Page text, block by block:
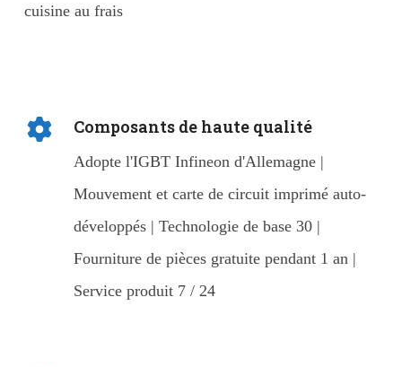
cuisine au frais
Composants de haute qualité
Adopte l'IGBT Infineon d'Allemagne |
Mouvement et carte de circuit imprimé auto-
développés | Technologie de base 30 |
Fourniture de pièces gratuite pendant 1 an |
Service produit 7 / 24